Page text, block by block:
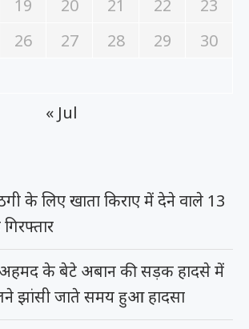
19 20 21 22
23
26 27 28 29
30
« Jul
के लिए खाता किराए में देने वाले 13
के बेटे अबान की सड़क हादसे में
झांसी जाते समय हुआ हादसा